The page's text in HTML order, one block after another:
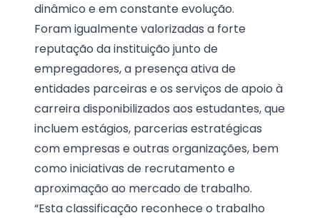
dinâmico e em constante evolução.
Foram igualmente valorizadas a forte
reputação da instituição junto de
empregadores, a presença ativa de
entidades parceiras e os serviços de apoio à
carreira disponibilizados aos estudantes, que
incluem estágios, parcerias estratégicas
com empresas e outras organizações, bem
como iniciativas de recrutamento e
aproximação ao mercado de trabalho.
“Esta classificação reconhece o trabalho